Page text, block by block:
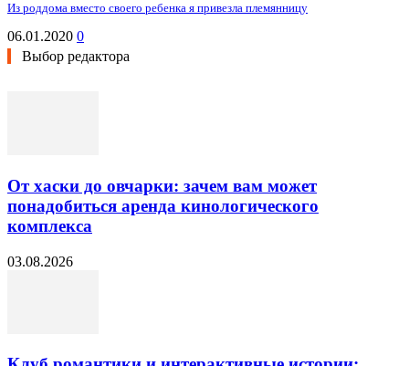
Из роддома вместо своего ребенка я привезла племянницу
06.01.2020 0
Выбор редактора
От хаски до овчарки: зачем вам может
понадобиться аренда кинологического
комплекса
03.08.2026